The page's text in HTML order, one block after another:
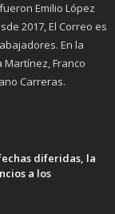
Emilio López
2017, El Correo es
En la
Franco
Carreras.
diferidas, la
a los